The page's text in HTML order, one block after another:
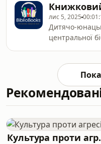
лис 5, 2025
Дитячо-
центральної
компас&quot;